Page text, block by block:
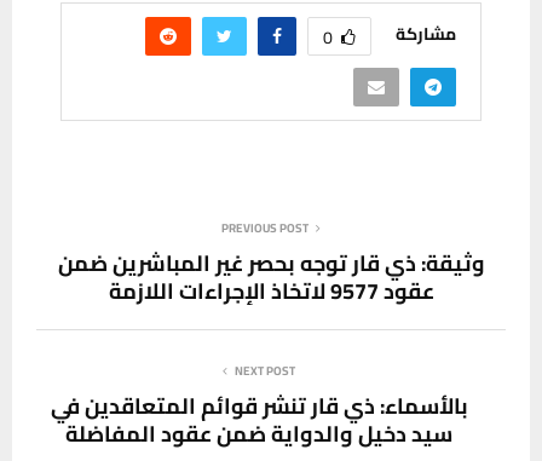
مشاركة 0
PREVIOUS POST
وثيقة: ذي قار توجه بحصر غير المباشرين ضمن
عقود 9577 لاتخاذ الإجراءات اللازمة
NEXT POST
بالأسماء: ذي قار تنشر قوائم المتعاقدين في
سيد دخيل والدواية ضمن عقود المفاضلة